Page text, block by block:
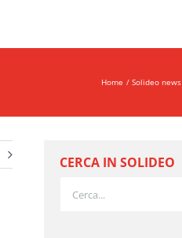
Home Solideo news
CERCA IN SOLIDEO